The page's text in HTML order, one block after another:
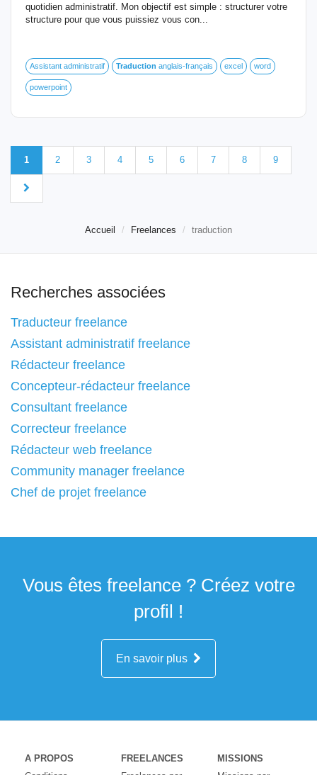
quotidien administratif. Mon objectif est simple : structurer votre
structure pour que vous puissiez vous con...
Assistant administratif Traduction anglais-français excel word
powerpoint
1 2 3 4 5 6 7 8 9
Accueil Freelances traduction
Recherches associées
Traducteur freelance
Assistant administratif freelance
Rédacteur freelance
Concepteur-rédacteur freelance
Consultant freelance
Correcteur freelance
Rédacteur web freelance
Community manager freelance
Chef de projet freelance
Vous êtes freelance ? Créez votre
profil !
En savoir plus
A PROPOS
FREELANCES
MISSIONS